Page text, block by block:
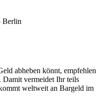
Berlin
abheben könnt, empfehlen
. Damit vermeidet Ihr teils
weltweit an Bargeld im